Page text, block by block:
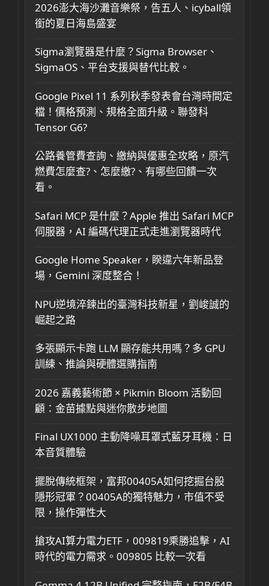
2026澎大海沙灘音樂祭，告五人、icyball領
銜的夏日海島盛宴
Sigma瀏覽器是什麼？Sigma Browser、
SigmaOS、平台支援與替代比較。
Google Pixel 11 系列秋季發表會台灣時間定
檔！價格預測、規格全面升級。聯發科
Tensor G6?
公路養管費查詢、繳納與優惠全攻略，原汽
燃費怎麼查?、怎麼繳?、有哪些回饋一次
看。
Safari MCP 是什麼？Apple 推出 Safari MCP
伺服器，AI 編碼代理正式走進瀏覽器時代
Google Home Speaker，睽違六年新品登
場，Gemini 深度整合！
NPU逆境淬鍊出的臺灣科技新星，劉峻誠的
崛起之路
多張顯示卡跑 LLM 顯存能共用嗎？多 GPU
訓練、推論與硬體選購指南
2026 嘉義藝術節 × Pikmin Bloom 活動回
顧：金苗據點與迷你散步地圖
Final UX1000 主動降噪耳罩式藍牙耳機：日
本音質體驗
擺脫傳統框架，富邦00405A如何挖掘台股
隱形冠軍？00405A的獨特魅力，市值不受
限，操作彈性大
搶攻AI算力電力ETF，009819乘勝追擊，AI
時代的電力需求。009805 比較一次看